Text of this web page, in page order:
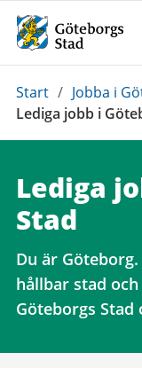
Du
är
Start / Jobba i
Lediga jobb i
Lediga
Stad
Du är
hållbar stad
Göteborgs Stad